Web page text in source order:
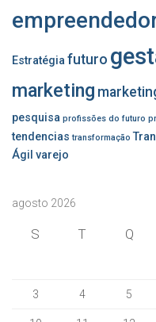
Estratégiafuturo
marketing
pesquisa profissões do futuro
tendencias transformação
Ágil varejo
agosto 2026
S T Q
3 4 5